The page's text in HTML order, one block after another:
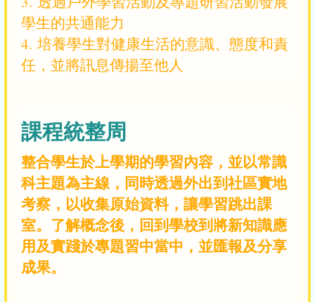
學生的共通能力
4. 培養學生對健康生活的意識、態度和責
任，並將訊息傳揚至他人
課程統整周
整合學生於上學期的學習內容，並以常識
科主題為主線，同時透過外出到社區實地
考察，以收集原始資料，讓學習跳出課
室。了解概念後，回到學校到將新知識應
用及實踐於專題習中當中，並匯報及分享
成果。